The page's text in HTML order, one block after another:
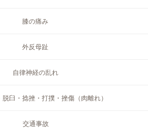
膝の痛み
外反母趾
自律神経の乱れ
臼・捻挫・打撲・挫傷（肉離れ）
交通事故